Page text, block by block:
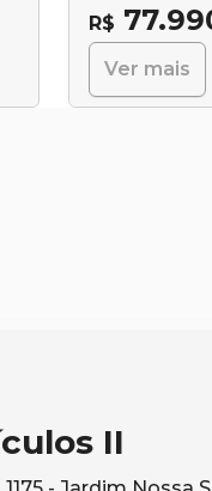
R$
Ver mais
II